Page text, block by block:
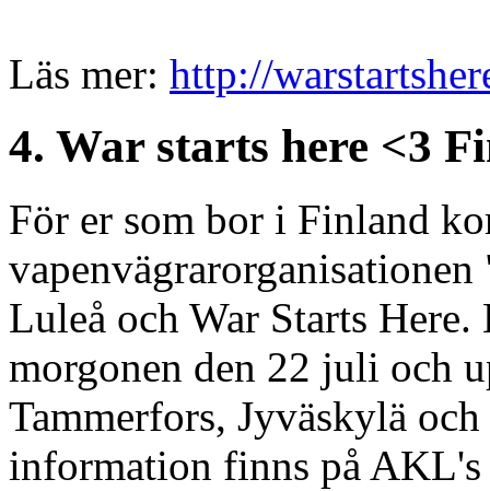
Läs mer: http://
4. War starts here <3
För er som bor i Finland
Luleå och War Starts
morgonen den 22 juli och
Tammerfors, Jyväskylä
information finns på